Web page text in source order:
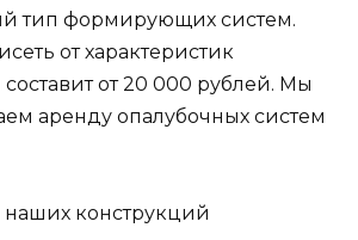
тип формирующих систем.
от характеристик
от 20 000 рублей. Мы
аренду опалубочных систем
конструкций